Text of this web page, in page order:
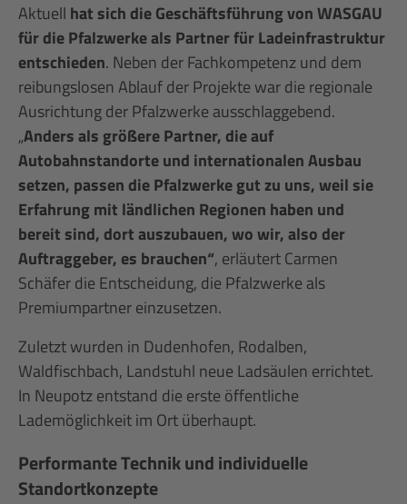
Aktuell hat sich die Geschäftsführung von WASGAU
für die Pfalzwerke als Partner für Ladeinfrastruktur
entschieden. Neben der Fachkompetenz und dem
reibungslosen Ablauf der Projekte war die regionale
Ausrichtung der Pfalzwerke ausschlaggebend.
„Anders als größere Partner, die auf
Autobahnstandorte und internationalen Ausbau
setzen, passen die Pfalzwerke gut zu uns, weil sie
Erfahrung mit ländlichen Regionen haben und
bereit sind, dort auszubauen, wo wir, also der
Auftraggeber, es brauchen“, erläutert Carmen
Schäfer die Entscheidung, die Pfalzwerke als
Premiumpartner einzusetzen.
Zuletzt wurden in Dudenhofen, Rodalben,
Waldfischbach, Landstuhl neue Ladsäulen errichtet.
In Neupotz entstand die erste öffentliche
Lademöglichkeit im Ort überhaupt.
Performante Technik und individuelle
Standortkonzepte